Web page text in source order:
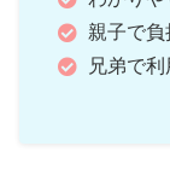
親子で
兄弟で